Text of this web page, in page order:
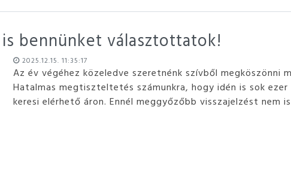
bennünket választottatok!
2025.12.15. 11:35:17
Az év végéhez közeledve szeretnénk szívből megköszönni
Hatalmas megtiszteltetés számunkra, hogy idén is sok
keresi elérhető áron. Ennél meggyőzőbb visszajelzést nem